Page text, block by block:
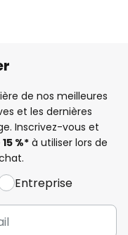
de nos meilleures
et les dernières
Inscrivez-vous et
%*à utiliser lors de
Entreprise